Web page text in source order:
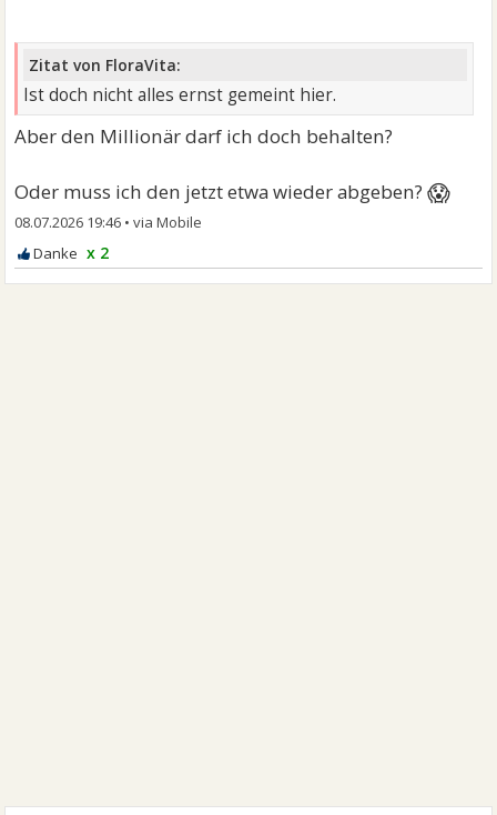
Zitat von FloraVita:
Ist doch nicht alles ernst gemeint hier.
Aber den Millionär darf ich doch behalten?
Oder muss ich den jetzt etwa wieder abgeben?😱
08.07.2026 19:46 •
x 2